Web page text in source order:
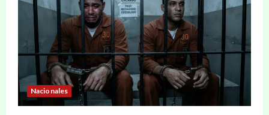
Nacionales